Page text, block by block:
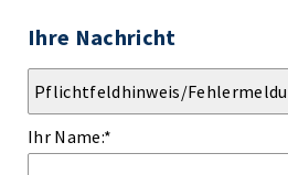
Ihre Nachricht
Ihr Name:*